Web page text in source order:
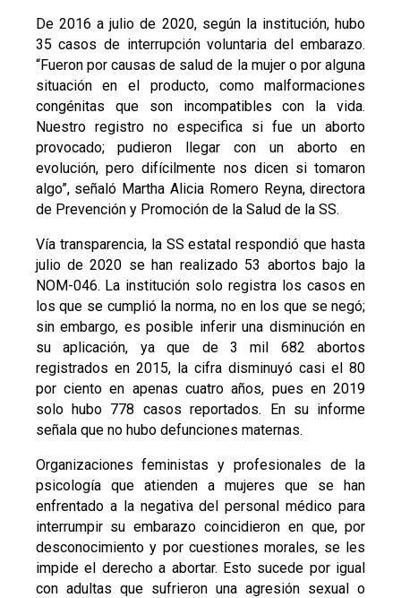
De 2016 a julio de 2020, según la institución, hubo
35 casos de interrupción voluntaria del embarazo.
“Fueron por causas de salud de la mujer o por alguna
situación en el producto, como malformaciones
congénitas que son incompatibles con la vida.
Nuestro registro no especifica si fue un aborto
provocado; pudieron llegar con un aborto en
evolución, pero difícilmente nos dicen si tomaron
algo”, señaló Martha Alicia Romero Reyna, directora
de Prevención y Promoción de la Salud de la SS.
Vía transparencia, la SS estatal respondió que hasta
julio de 2020 se han realizado 53 abortos bajo la
NOM-046. La institución solo registra los casos en
los que se cumplió la norma, no en los que se negó;
sin embargo, es posible inferir una disminución en
su aplicación, ya que de 3 mil 682 abortos
registrados en 2015, la cifra disminuyó casi el 80
por ciento en apenas cuatro años, pues en 2019
solo hubo 778 casos reportados. En su informe
señala que no hubo defunciones maternas.
Organizaciones feministas y profesionales de la
psicología que atienden a mujeres que se han
enfrentado a la negativa del personal médico para
interrumpir su embarazo coincidieron en que, por
desconocimiento y por cuestiones morales, se les
impide el derecho a abortar. Esto sucede por igual
con adultas que sufrieron una agresión sexual o